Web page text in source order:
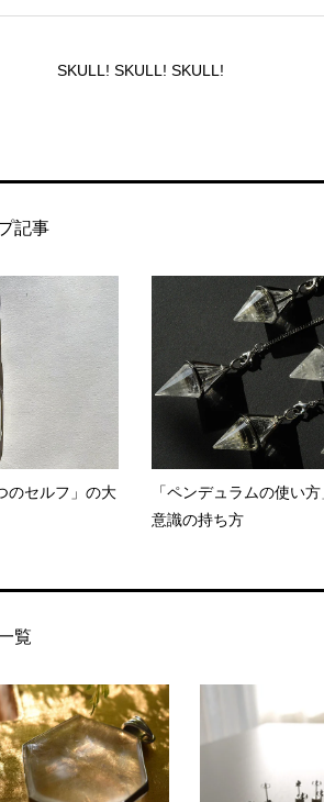
SKULL! SKULL! SKULL!
記事
のセルフ」の大
「ペンデュラムの使い
意識の持ち方
覧